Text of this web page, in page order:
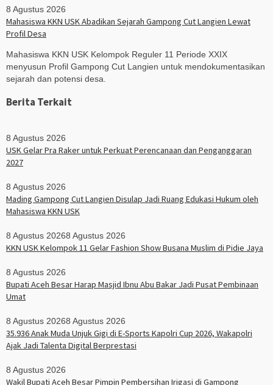
8 Agustus 2026
Mahasiswa KKN USK Abadikan Sejarah Gampong Cut Langien Lewat
Profil Desa
Mahasiswa KKN USK Kelompok Reguler 11 Periode XXIX
menyusun Profil Gampong Cut Langien untuk mendokumentasikan
sejarah dan potensi desa.
Berita Terkait
8 Agustus 2026
USK Gelar Pra Raker untuk Perkuat Perencanaan dan Penganggaran
2027
8 Agustus 2026
Mading Gampong Cut Langien Disulap Jadi Ruang Edukasi Hukum oleh
Mahasiswa KKN USK
8 Agustus 20268 Agustus 2026
KKN USK Kelompok 11 Gelar Fashion Show Busana Muslim di Pidie Jaya
8 Agustus 2026
Bupati Aceh Besar Harap Masjid Ibnu Abu Bakar Jadi Pusat Pembinaan
Umat
8 Agustus 20268 Agustus 2026
35.936 Anak Muda Unjuk Gigi di E-Sports Kapolri Cup 2026, Wakapolri
Ajak Jadi Talenta Digital Berprestasi
8 Agustus 2026
Wakil Bupati Aceh Besar Pimpin Pembersihan Irigasi di Gampong